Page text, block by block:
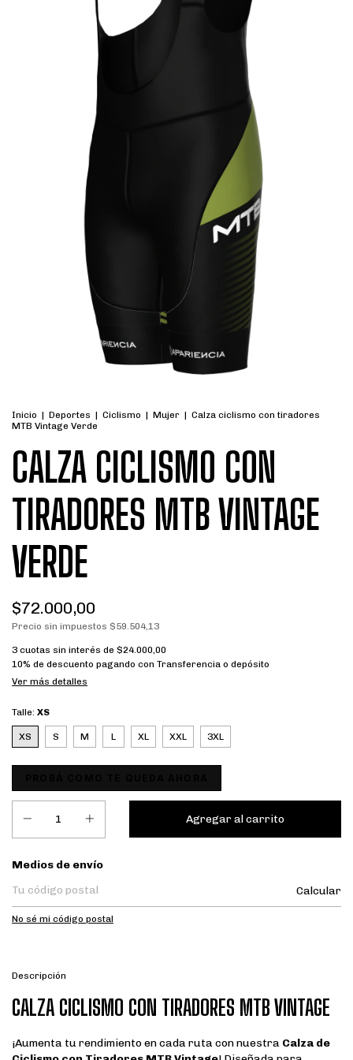
Inicio | Deportes | Ciclismo | Mujer | Calza ciclismo con tiradores
MTB Vintage Verde
CALZA CICLISMO CON
TIRADORES MTB VINTAGE
VERDE
$72.000,00
Precio sin impuestos $59.504,13
3 cuotas sin interés de $24.000,00
10% de descuento pagando con Transferencia o depósito
Ver más detalles
Talle: XS
XS S M L XL XXL 3XL
Entregas para el CP:
Medios de envío
Calcular
No sé mi código postal
Descripción
CALZA CICLISMO CON TIRADORES MTB VINTAGE
¡Aumenta tu rendimiento en cada ruta con nuestra Calza de